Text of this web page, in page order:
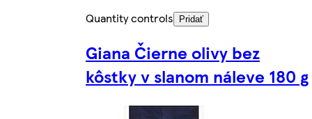
Quantity controls
Pridať
Giana Čierne olivy bez
kôstky v slanom náleve 180 g